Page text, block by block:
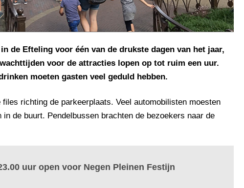
de Efteling voor één van de drukste dagen van het jaar,
voor de attracties lopen op tot ruim een uur.
moeten gasten veel geduld hebben.
richting de parkeerplaats. Veel automobilisten moesten
in de buurt. Pendelbussen brachten de bezoekers naar de
uur open voor Negen Pleinen Festijn